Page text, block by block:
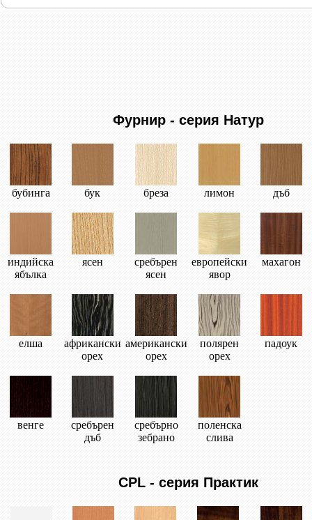
Фурнир - серия Натур
бубинга бук бреза лимон дъб
индийска
ябълка
ясен
сребърен
ясен
европейски
явор
махагон
елша
африкански
орех
американски
орех
полярен
орех
падоук
венге
сребърен
дъб
сребърно
зебрано
поленска
слива
CPL - серия Практик